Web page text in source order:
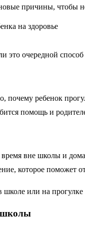
причины, чтобы
очередной
ребенок
помощь и
вне школы и
которое поможет
школе или на
школы